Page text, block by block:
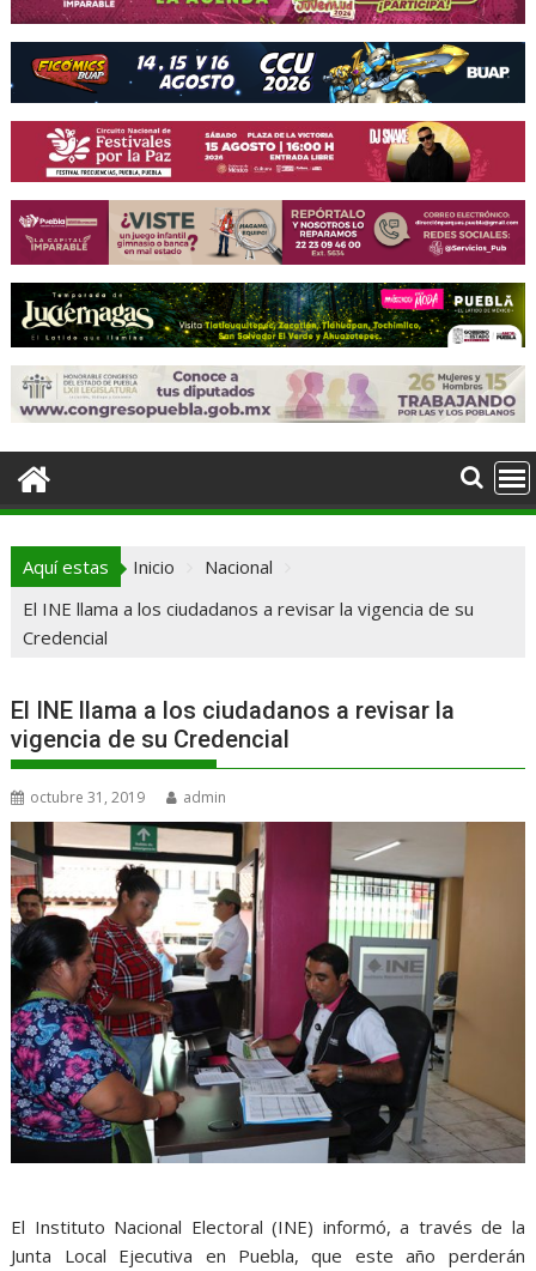
Aquí estas Inicio
Nacional
El INE llama a los ciudadanos a revisar la vigencia de su
Credencial
El INE llama a los ciudadanos a revisar la
vigencia de su Credencial
octubre 31, 2019 admin
El Instituto Nacional Electoral (INE) informó, a través de la
Junta Local Ejecutiva en Puebla, que este año perderán